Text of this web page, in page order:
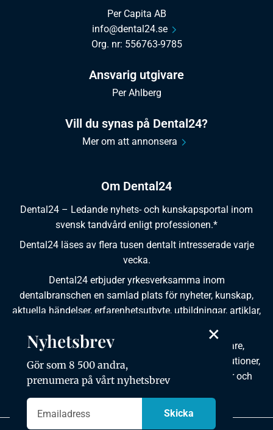
Om Dental24
Dental24 – Ledande nyhets- och kunskapsportal inom
svensk tandvård enligt professionen.*
Dental24 läses av flera tusen dentalt intresserade varje
vecka.
Dental24 erbjuder yrkesverksamma inom
dentalbranschen en samlad plats för nyheter, kunskap,
aktuella händelser, erfarenhetsutbyte, utbildningar, artiklar,
Dental24 produceras i samverkan med tandläkare,
tandhygienister, tandsköterskor, tandtekniker, institutioner,
kursgivare, föreningar, organisationer, leverantörer och
Per Capita AB
info@dental24.se
Org. nr: 556763-9785
Ansvarig utgivare
Per Ahlberg
Vill du synas på Dental24?
Mer om att annonsera
×
Nyhetsbrev
Gör som 8 500 andra,
prenumera på vårt nyhetsbrev